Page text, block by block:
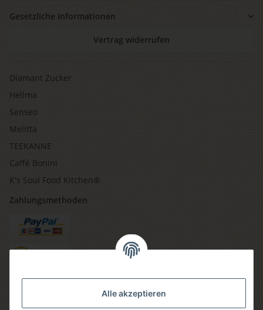
Alle akzeptieren
Gesetzliche Informationen
Vertrag widerrufen
Diamant Zucker
Hellma
Senseo
Melitta
TEEKANNE
Caffè Bonini
K's Soul Food Kitchen®
Zahlungsmethoden
Versandmethoden